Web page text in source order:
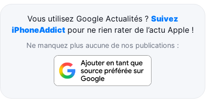
Vous utilisez Google Actualités ? Suivez
iPhoneAddict pour ne rien rater de l’actu Apple !
Ne manquez plus aucune de nos publications :